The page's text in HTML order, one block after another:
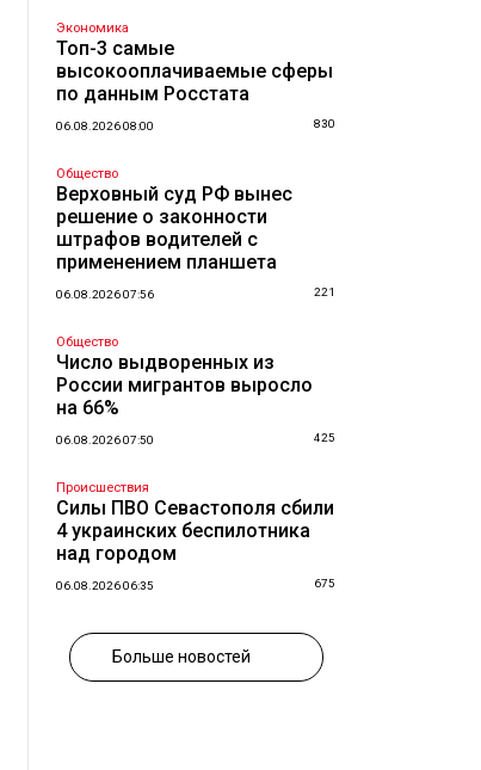
Экономика
Топ-3 самые
высокооплачиваемые сферы
по данным Росстата
06.08.2026 08:00 830
Общество
Верховный суд РФ вынес
решение о законности
штрафов водителей с
применением планшета
06.08.2026 07:56 221
Общество
Число выдворенных из
России мигрантов выросло
на 66%
06.08.2026 07:50 425
Происшествия
Силы ПВО Севастополя сбили
4 украинских беспилотника
над городом
06.08.2026 06:35 675
Больше новостей